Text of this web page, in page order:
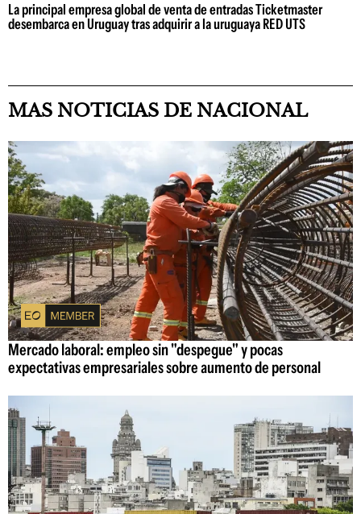
La principal empresa global de venta de entradas Ticketmaster
desembarca en Uruguay tras adquirir a la uruguaya RED UTS
MAS NOTICIAS DE NACIONAL
Mercado laboral: empleo sin "despegue" y pocas
expectativas empresariales sobre aumento de personal